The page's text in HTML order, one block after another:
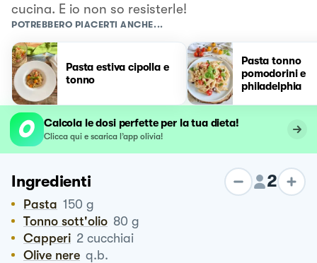
cucina. E io non so resisterle!
POTREBBERO PIACERTI ANCHE...
Pasta estiva cipolla e
tonno
Pasta tonno
pomodorini e
philadelphia
Calcola le dosi perfette per la tua dieta!
Clicca qui e scarica l’app olivia!
Ingredienti 2
Pasta 150 g
Tonno sott'olio 80 g
Capperi 2 cucchiai
Olive nere q.b.